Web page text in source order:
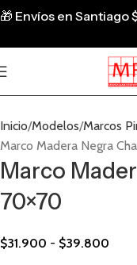
Inicio Modelos Marcos
Marco Madera Negra
Marco
70×70
$31.900 - $39.800
🎁 Envíos en Santiago